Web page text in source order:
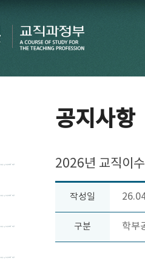
공지사항
2026년 교직이
작성일
구분 학부